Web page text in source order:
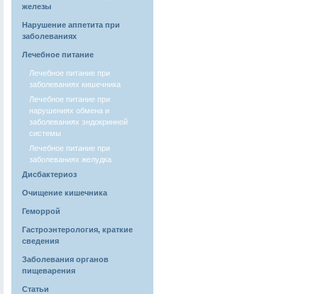
железы
Нарушение аппетита при
заболеваниях
Лечебное питание
Лечебное питание при
заболеваниях кишечника
Лечебное питание при
нарушениях обмена и
заболеваниях эндокринной
системы
Лечебное питание при
заболеваниях желудка
Дисбактериоз
Очищение кишечника
Геморрой
Гастроэнтерология, краткие
сведения
Заболевания органов
пищеварения
Статьи